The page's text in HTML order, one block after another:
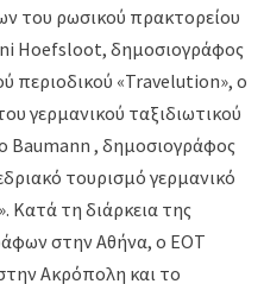
του ρωσικού πρακτορείου
Hoefsloot, δημοσιογράφος
περιοδικού «Travelution», ο
γερμανικού ταξιδιωτικού
Baumann , δημοσιογράφος
τουρισμό γερμανικό
Κατά τη διάρκεια της
στην Αθήνα, ο ΕΟΤ
Ακρόπολη και το